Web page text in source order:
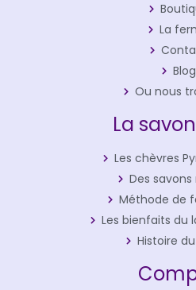
La
Blog
Ou nous
La
Les chèvres
Des
Méthode de
Les bienfaits du
Histoire